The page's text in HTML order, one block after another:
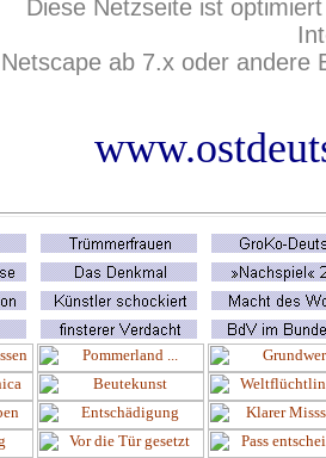
Diese Netzseite ist
Netscape ab 7.x oder andere